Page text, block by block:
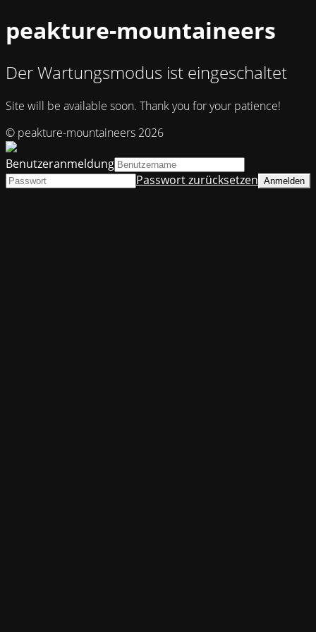
peakture-mountaineers
Der Wartungsmodus ist eingeschaltet
Site will be available soon. Thank you for your patience!
© peakture-mountaineers 2026
Benutzeranmeldung
Passwort zurücksetzen